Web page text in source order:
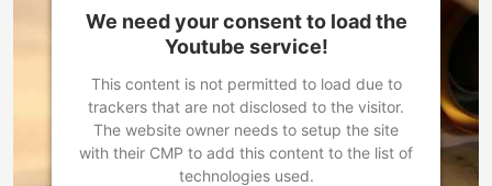
We need your consent to load the
Youtube service!
This content is not permitted to load due to
trackers that are not disclosed to the visitor.
The website owner needs to setup the site
with their CMP to add this content to the list of
technologies used.